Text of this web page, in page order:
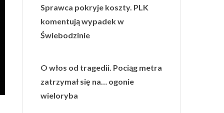
Sprawca pokryje koszty. PLK
komentują wypadek w
Świebodzinie
O włos od tragedii. Pociąg metra
zatrzymał się na… ogonie
wieloryba